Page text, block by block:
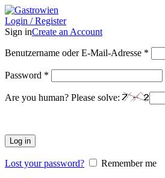
Login / Register
Sign inCreate an Account
Benutzername oder E-Mail-Adresse *
Password *
Are you human? Please solve:
Log in
Lost your password?
Remember me